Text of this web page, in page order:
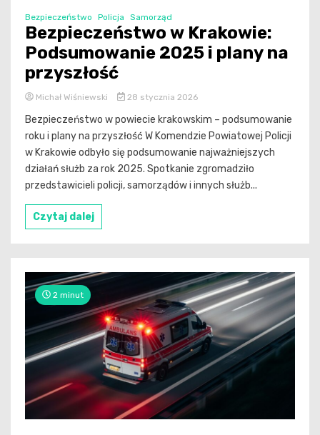
Bezpieczeństwo Policja Samorząd
Bezpieczeństwo w Krakowie:
Podsumowanie 2025 i plany na
przyszłość
Michał Wiśniewski 28 stycznia 2026
Bezpieczeństwo w powiecie krakowskim – podsumowanie
roku i plany na przyszłość W Komendzie Powiatowej Policji
w Krakowie odbyło się podsumowanie najważniejszych
działań służb za rok 2025. Spotkanie zgromadziło
przedstawicieli policji, samorządów i innych służb...
Czytaj dalej
2 minut